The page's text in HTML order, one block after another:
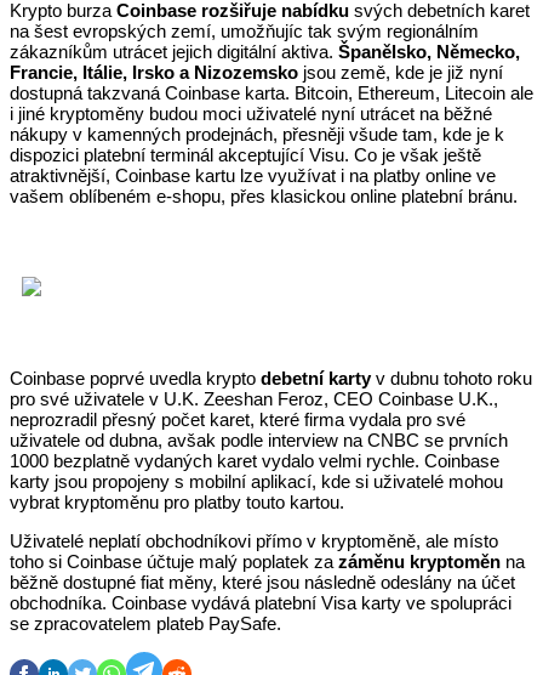
Krypto burzaCoinbase rozšiřuje nabídku svých debetních karet
na šest evropských zemí, umožňujíc tak svým regionálním
zákazníkům utrácet jejich digitální aktiva. Španělsko, Německo,
Francie, Itálie, Irsko a Nizozemsko jsou země, kde je již nyní
dostupná takzvaná Coinbase karta. Bitcoin, Ethereum, Litecoin ale
i jiné kryptoměny budou moci uživatelé nyní utrácet na běžné
nákupy v kamenných prodejnách, přesněji všude tam, kde je k
dispozici platební terminál akceptující Visu. Co je však ještě
atraktivnější, Coinbase kartu lze využívat i na platby online ve
vašem oblíbeném e-shopu, přes klasickou online platební bránu.
Coinbase poprvé uvedla krypto debetní kartyv dubnu tohoto roku
pro své uživatele v U.K. Zeeshan Feroz, CEO Coinbase U.K.,
neprozradil přesný počet karet, které firma vydala pro své
uživatele od dubna, avšak podle interview na CNBC se prvních
1000 bezplatně vydaných karet vydalo velmi rychle. Coinbase
karty jsou propojeny s mobilní aplikací, kde si uživatelé mohou
vybrat kryptoměnu pro platby touto kartou.
Uživatelé neplatí obchodníkovi přímo v kryptoměně, ale místo
toho si Coinbase účtuje malý poplatek za záměnu kryptoměn na
běžně dostupné fiat měny, které jsou následně odeslány na účet
obchodníka. Coinbase vydává platební Visa karty ve spolupráci
se zpracovatelem plateb PaySafe.